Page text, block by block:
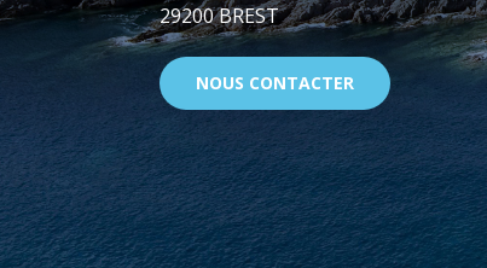
29200 BREST
NOUS CONTACTER